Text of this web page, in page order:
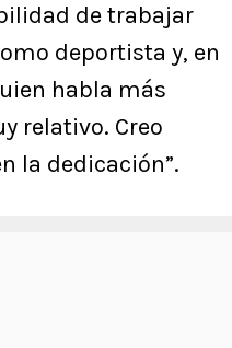
de trabajar
deportista y, en
habla más
relativo. Creo
la dedicación”.